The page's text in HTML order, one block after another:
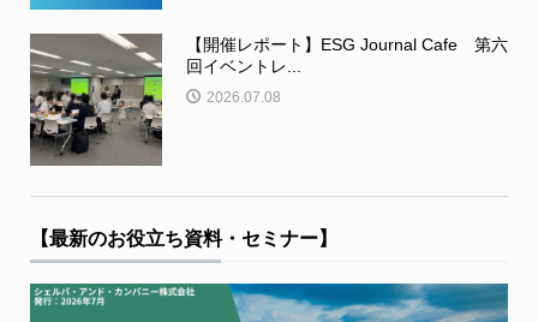
【開催レポート】ESG Journal Cafe 第六
回イベントレ...
2026.07.08
【最新のお役立ち資料・セミナー】